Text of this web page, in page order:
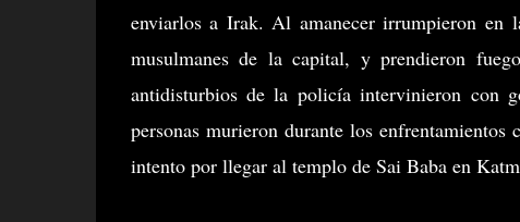
enviarlos a Irak. Al amanecer irrumpieron en
musulmanes de la capital, y prendieron
antidisturbios de la policía intervinieron con
personas murieron durante los
intento por llegar al templo de Sai Baba en